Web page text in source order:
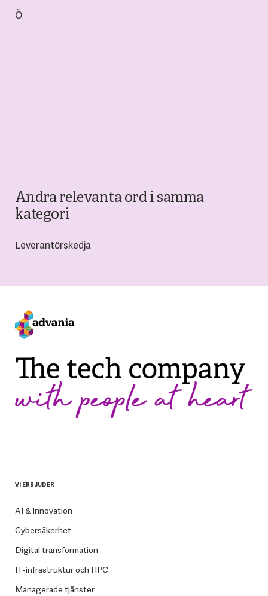
Ö
Andra relevanta ord i samma
kategori
Leverantörskedja
VI ERBJUDER
AI & Innovation
Cybersäkerhet
Digital transformation
IT-infrastruktur och HPC
Managerade tjänster